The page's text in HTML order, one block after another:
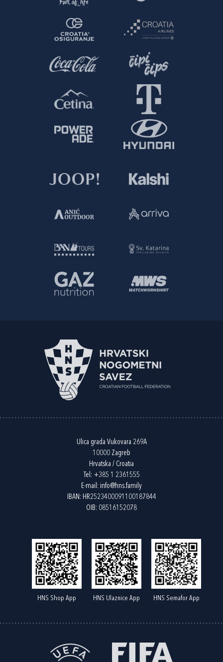
Ulica grada Vukovara 269A
10000 Zagreb
Hrvatska / Croatia
Tel: +385 1 2361555
E-mail: info@hns.family
IBAN: HR2523400091100187844
OIB: 08516152078
HNS Shop App HNS Ulaznice App HNS Semafor App